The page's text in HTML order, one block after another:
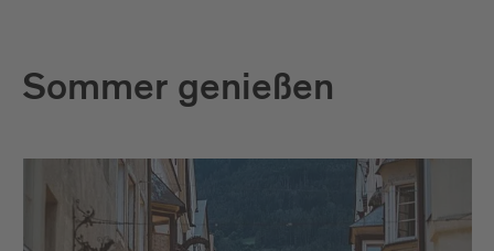
Sommer genießen